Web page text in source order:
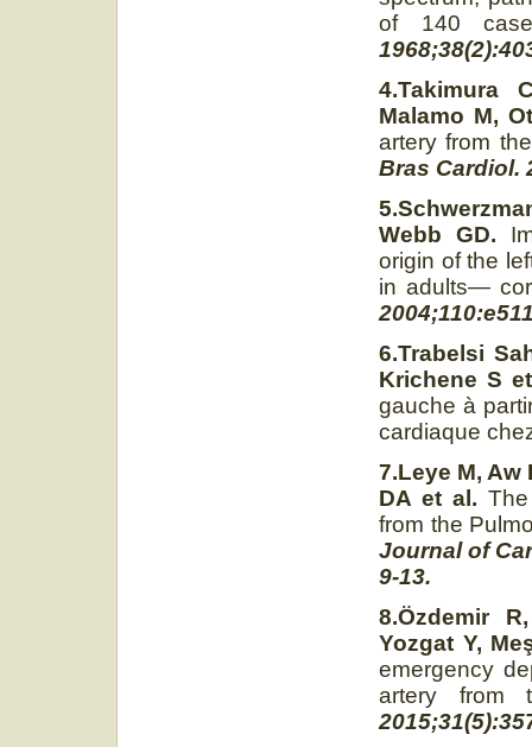
of 140
4.Takimura
Malamo M,
artery from
Bras Cardiol.
Webb GD.
origin of the
in adults—
6.Trabelsi
Krichene S
gauche à
cardiaque
7.Leye M, Aw
DA et al.
from the
Journal of
9-13.
8.Özdemir
Yozgat Y,
emergency
artery from